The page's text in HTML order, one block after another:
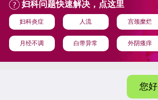
妇科问题快速解决，点这里
妇科炎症 人流 宫颈糜烂
月经不调 白带异常 外阴瘙痒
您好